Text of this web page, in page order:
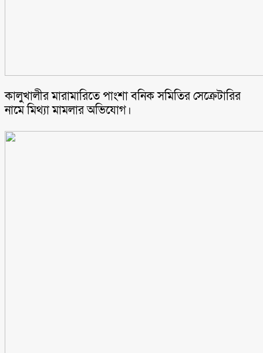
কালুখালীর মারামারিতে পাংশা বনিক সমিতির সেক্রেটারির
নামে মিথ্যা মামলার অভিযোগ।